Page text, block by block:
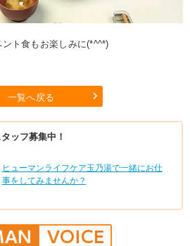
ト食もお楽しみに(*^^*)
一覧へ戻る
ッフ募集中！
ヒューマンライフケア玉乃湯で一緒にお仕
事をしてみませんか？